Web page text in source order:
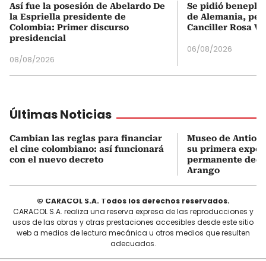
Así fue la posesión de Abelardo De
la Espriella presidente de
Colombia: Primer discurso
presidencial
08/08/2026
Se pidió
de Alemania,
Canciller Rosa
06/08/2026
Últimas Noticias
Cambian las reglas para financiar
el cine colombiano: así funcionará
con el nuevo decreto
Museo de
su primera
permanente
Arango
© CARACOL S.A. Todos los derechos reservados.
CARACOL S.A. realiza una reserva expresa de las reproducciones y
usos de las obras y otras prestaciones accesibles desde este sitio
web a medios de lectura mecánica u otros medios que resulten
adecuados.